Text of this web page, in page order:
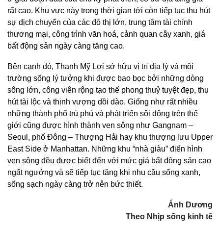
rất cao. Khu vực này trong thời gian tới còn tiếp tục thu hút
sự dịch chuyển của các đô thị lớn, trung tâm tài chính
thương mại, công trình văn hoá, cảnh quan cây xanh, giá
bất động sản ngày càng tăng cao.
Bên cạnh đó, Thạnh Mỹ Lợi sở hữu vị trí địa lý và môi
trường sống lý tưởng khi được bao bọc bởi những dòng
sông lớn, công viên rộng tạo thế phong thuỷ tuyệt đẹp, thu
hút tài lộc và thịnh vượng dồi dào. Giống như rất nhiều
những thành phố trù phú và phát triển sôi động trên thế
giới cũng được hình thành ven sông như Gangnam –
Seoul, phố Đông – Thượng Hải hay khu thượng lưu Upper
East Side ở Manhattan. Những khu “nhà giàu” điển hình
ven sông đều được biết đến với mức giá bất động sản cao
ngất ngưởng và sẽ tiếp tục tăng khi nhu cầu sống xanh,
sống sạch ngày càng trở nên bức thiết.
Ánh Dương
Theo Nhịp sống kinh tế